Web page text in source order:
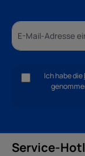
Ich habe die
Service-